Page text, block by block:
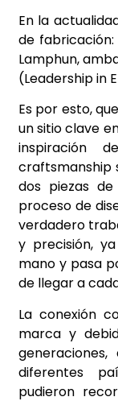
En la
de
Lamphun,
(Leadership in
Es por esto,
un sitio clave
inspiración
craftsmanship
dos piezas de
proceso de
verdadero
y precisión,
mano y pasa
de llegar a
La conexión
marca y
diferentes
pudieron